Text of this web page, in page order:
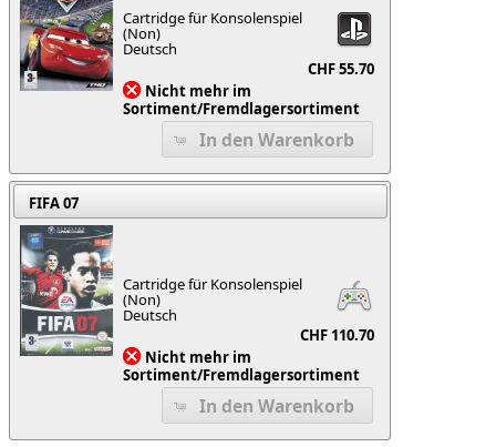
Cartridge für Konsolenspiel
(Non)
Deutsch
CHF 55.70
Nicht mehr im
Sortiment/Fremdlagersortiment
In den Warenkorb
FIFA 07
Cartridge für Konsolenspiel
(Non)
Deutsch
CHF 110.70
Nicht mehr im
Sortiment/Fremdlagersortiment
In den Warenkorb